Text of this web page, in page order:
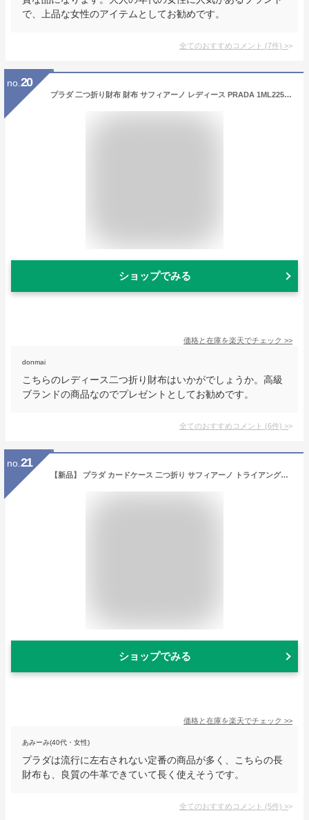
で、上品な女性のアイテムとしてお勧めです。
全てのおすすめコメント (7件) >
no. 20
プラダ 二つ折り財布 財布 サフィアーノ レディース PRADA 1ML225 QWA 一粒万倍日
ショップでみる
価格と在庫を楽天でチェック >>
donmai
こちらのレディース二つ折り財布はいかがでしょうか。高級
ブランドの商品なのでプレゼントとしてお勧めです。
全てのおすすめコメント (6件) >
no. 21
【新品】 プラダ カードケース 二つ折り サフィアーノ トライアングル ブラック 黒 プラダ PRADA プラダ カードホルダー メンズ レディース パスケース 定期入れ カード入れ レザー 本革 三角ロゴ クレジットカードケース 二つ折りカードケース ブランド
ショップでみる
価格と在庫を楽天でチェック >>
あみーみ(40代・女性)
プラダは流行に左右されない定番の商品が多く、こちらの長
財布も、良質の牛革できていて長く使えそうです。
全てのおすすめコメント (5件) >